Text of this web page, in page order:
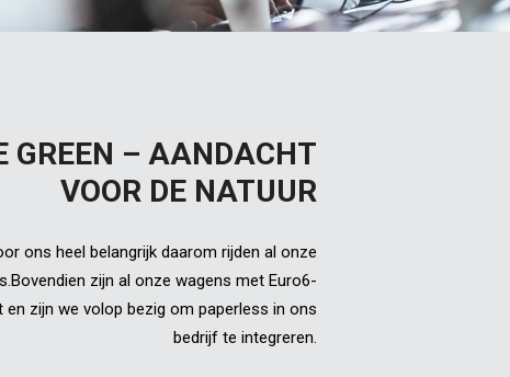
GREEN – AANDACHT
VOOR DE NATUUR
ons heel belangrijk daarom rijden al onze
zijn al onze wagens met Euro6-
zijn we volop bezig om paperless in ons
bedrijf te integreren.